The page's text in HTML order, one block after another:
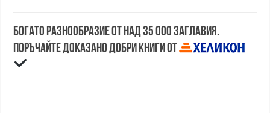
Богато разнообразие от над 35 000 заглавия.
Поръчайте доказано добри книги от